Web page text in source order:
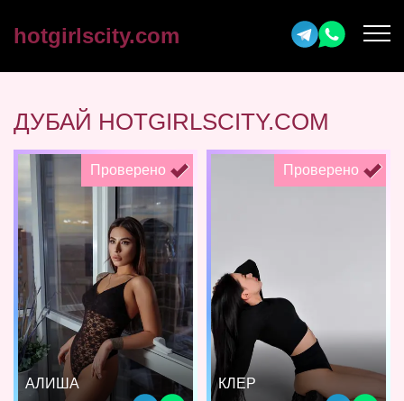
hotgirlscity.com
ДУБАЙ HOTGIRLSCITY.COM
Проверено
АЛИША
Проверено
КЛЕР